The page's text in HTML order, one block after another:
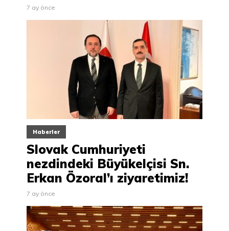
7 ay önce
Haberler
Slovak Cumhuriyeti
nezdindeki Büyükelçisi Sn.
Erkan Özoral’ı ziyaretimiz!
7 ay önce